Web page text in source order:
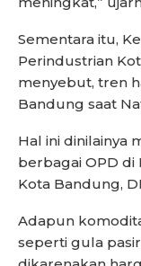
Sementara itu,
Perindustrian
menyebut, tren
Bandung saat
Hal ini dinilainya
berbagai OPD di
Kota Bandung,
Adapun
seperti gula